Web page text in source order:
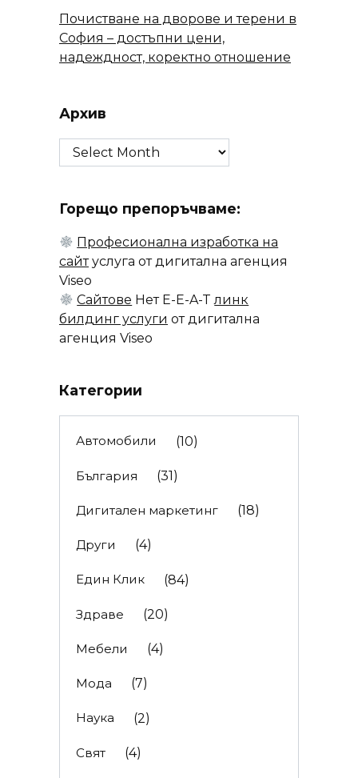
Почистване на дворове и терени в
София – достъпни цени,
надеждност, коректно отношение
Архив
Архив
Горещо препоръчваме:
Професионална изработка на
сайтуслуга от дигитална агенция
Viseo
Сайтове Нет E-E-A-Tлинк
билдинг услуги от дигитална
агенция Viseo
Категории
Автомобили (10)
България (31)
Дигитален маркетинг (18)
Други (4)
Един Клик (84)
Здраве (20)
Мебели (4)
Мода (7)
Наука (2)
Свят (4)